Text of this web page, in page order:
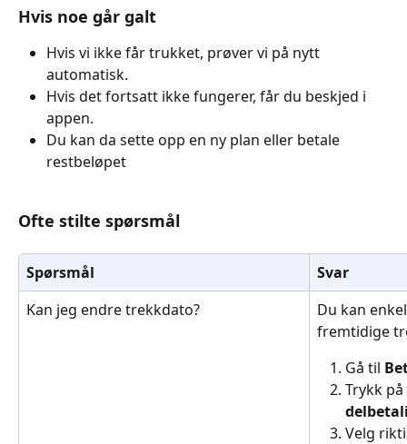
Hvis noe går galt
Hvis vi ikke får trukket, prøver vi på nytt
automatisk.
Hvis det fortsatt ikke fungerer, får du beskjed i
appen.
Du kan da sette opp en ny plan eller betale
restbeløpet
Ofte stilte spørsmål
Spørsmål
Svar
Kan jeg endre trekkdato?
Du kan
fremtidige
Gå til
Trykk på
Velg